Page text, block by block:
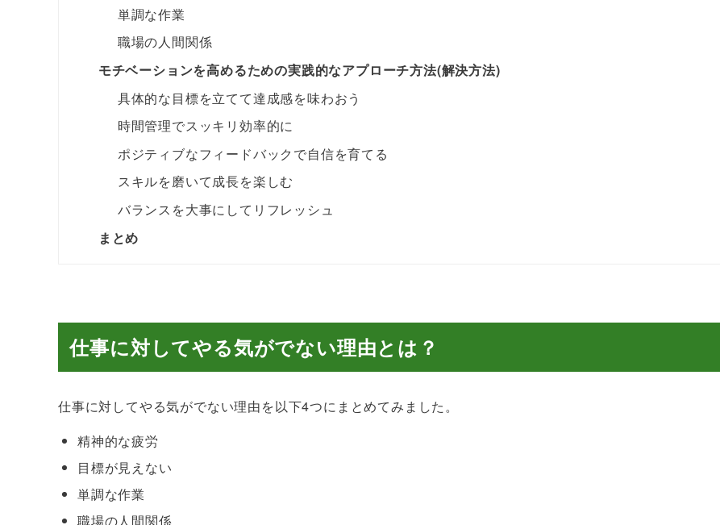
単調な作業
職場の人間関係
モチベーションを高めるための実践的なアプローチ方法(解決方法)
具体的な目標を立てて達成感を味わおう
時間管理でスッキリ効率的に
ポジティブなフィードバックで自信を育てる
スキルを磨いて成長を楽しむ
バランスを大事にしてリフレッシュ
まとめ
仕事に対してやる気がでない理由とは？
仕事に対してやる気がでない理由を以下4つにまとめてみました。
精神的な疲労
目標が見えない
単調な作業
職場の人間関係